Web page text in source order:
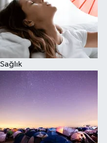
Sağlık
Yaşam-Çevre